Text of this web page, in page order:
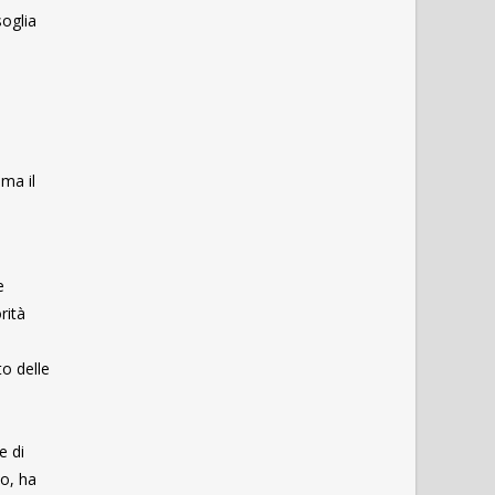
il
delle
di
ha